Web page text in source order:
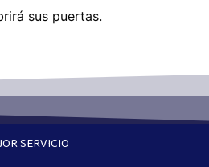
sus puertas.
SERVICIO